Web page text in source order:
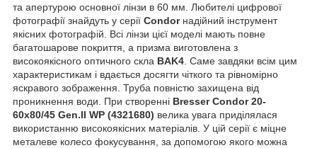
та апертурою основної лінзи в 60 мм. Любителі цифрової
фотографії знайдуть у серії Condorнадійний інструмент
якісних фотографій. Всі лінзи цієї моделі мають повне
багатошарове покриття, а призма виготовлена з
високоякісного оптичного скла BAK4 . Саме завдяки всім цим
характеристикам і вдається досягти чіткого та рівномірно
яскравого зображення. Труба повністю захищена від
проникнення води. При створенні Bresser Condor 20-
60x80/45 Gen.II WP (4321680) велика увага приділялася
використанню високоякісних матеріалів. У цій серії є міцне
металеве колесо фокусування, за допомогою якого можна